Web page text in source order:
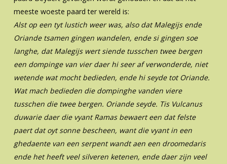
meeste woeste paard ter wereld is:
Alst op een tyt lustich weer was, also dat Malegijs ende
Oriande tsamen gingen wandelen, ende si gingen soe
langhe, dat Malegijs wert siende tusschen twee bergen
een dompinge van vier daer hi seer af verwonderde, niet
wetende wat mocht bedieden, ende hi seyde tot Oriande.
Wat mach bedieden die dompinghe vanden viere
tusschen die twee bergen. Oriande seyde. Tis Vulcanus
duwarie daer die vyant Ramas bewaert een dat felste
paert dat oyt sonne bescheen, want die vyant in een
ghedaente van een serpent wandt aen een droomedaris
ende het heeft veel silveren ketenen, ende daer zijn veel